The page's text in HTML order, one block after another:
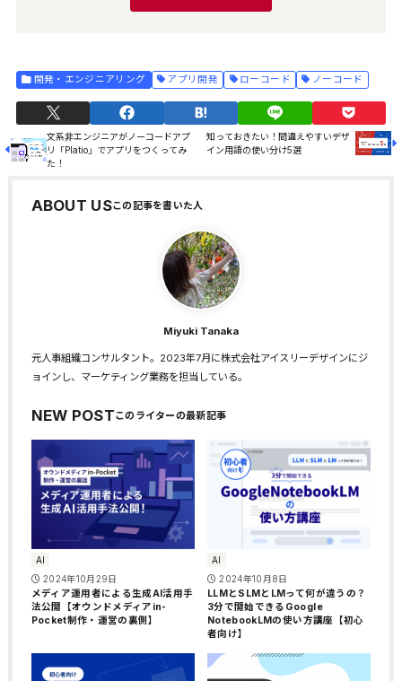
開発・エンジニアリング アプリ開発 ローコード ノーコード
文系非エンジニアがノーコードアプ
リ「Platio」でアプリをつくってみ
た！
知っておきたい！間違えやすいデザ
イン用語の使い分け5選
ABOUT US
Miyuki Tanaka
元人事組織コンサルタント。2023年7月に株式会社アイスリーデザインにジ
ョインし、マーケティング業務を担当している。
NEW POST
AI
2024年10月29日
メディア運用者による生成AI活用手
法公開【オウンドメディアin-
Pocket制作・運営の裏側】
AI
2024年10月8日
LLMとSLMとLMって何が違うの？
3分で開始できるGoogle
NotebookLMの使い方講座【初心
者向け】